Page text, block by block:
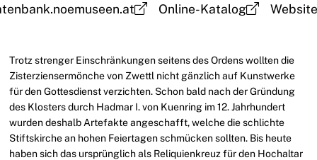
Online-Katalog Website
Trotz strenger Einschränkungen seitens des Ordens wollten die
Zisterziensermönche von Zwettl nicht gänzlich auf Kunstwerke
für den Gottesdienst verzichten. Schon bald nach der Gründung
des Klosters durch Hadmar I. von Kuenring im 12. Jahrhundert
wurden deshalb Artefakte angeschafft, welche die schlichte
Stiftskirche an hohen Feiertagen schmücken sollten. Bis heute
haben sich das ursprünglich als Reliquienkreuz für den Hochaltar